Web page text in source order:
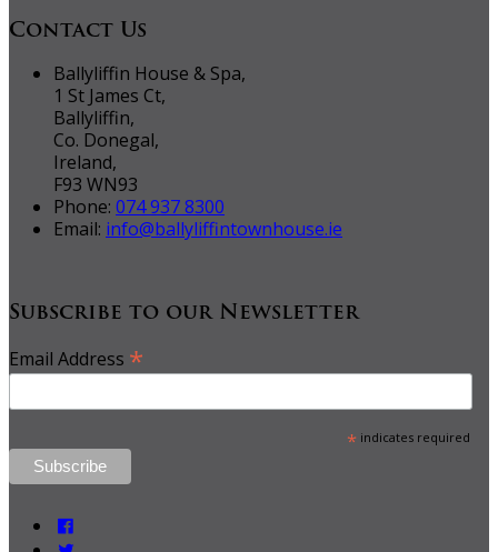
Contact Us
Ballyliffin House & Spa,
1 St James Ct,
Ballyliffin,
Co. Donegal,
Ireland,
F93 WN93
Phone: 074 937 8300
Email: info@ballyliffintownhouse.ie
Subscribe to our Newsletter
Email Address *
*indicates required